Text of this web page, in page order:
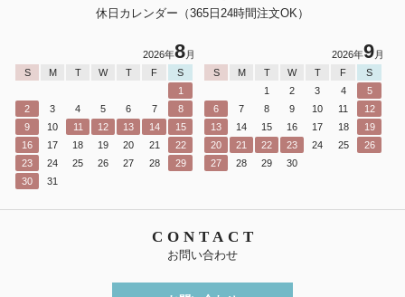
休日カレンダー（365日24時間注文OK）
2026年8月
S
M T W T F
S
1
2
3 4 5 6 7
8
9
10 11 12 13 14
15
16
17 18 19 20 21
22
23
24 25 26 27 28
29
30
31
2026年9月
S
M T W T F
S
1
2 3 4
5
6
7 8 9 10 11
12
13
14 15 16 17 18
19
20
21 22 23 24 25
26
27
28 29 30
CONTACT
お問い合わせ